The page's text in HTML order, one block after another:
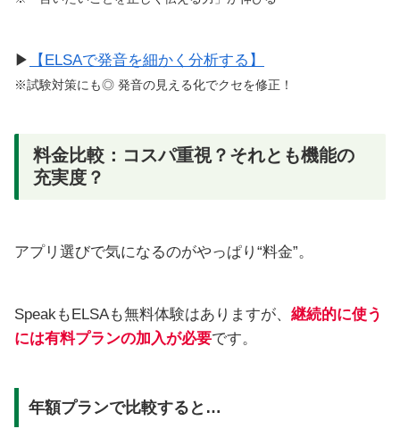
▶ 【ELSAで発音を細かく分析する】
※試験対策にも◎ 発音の見える化でクセを修正！
料金比較：コスパ重視？それとも機能の
充実度？
アプリ選びで気になるのがやっぱり“料金”。
SpeakもELSAも無料体験はありますが、 継続的に使う
には有料プランの加入が必要です。
年額プランで比較すると…